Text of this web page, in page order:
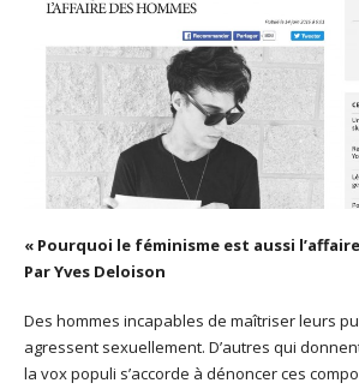
« Pourquoi le féminisme est aussi
Par Yves Deloison
Des hommes incapables de maîtriser leurs
agressent sexuellement. D’autres qui
la vox populi s’accorde à dénoncer ces